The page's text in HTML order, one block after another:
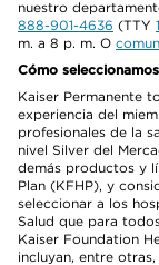
nuestro
888-901-4636 (TTY
m. a 8 p. m. O
Cómo
Kaiser Permanente
experiencia del
profesionales de la
nivel Silver del
demás productos y
Plan (KFHP), y
seleccionar a los
Salud que para
Kaiser Foundation
incluyan, entre